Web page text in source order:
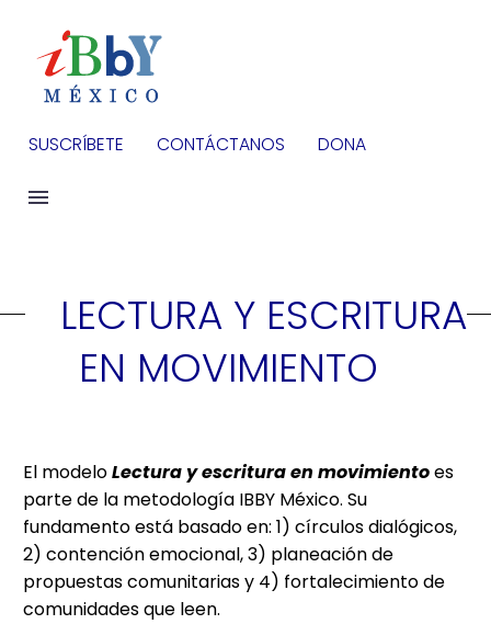
SUSCRÍBETE CONTÁCTANOS DONA
LECTURA Y ESCRITURA
EN MOVIMIENTO
El modeloLectura y escritura en movimientoes
parte de la metodología IBBY México. Su
fundamento está basado en: 1) círculos dialógicos,
2) contención emocional, 3) planeación de
propuestas comunitarias y 4) fortalecimiento de
comunidades que leen.